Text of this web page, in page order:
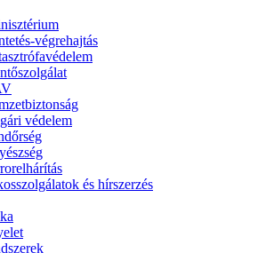
végrehajtás
védelem
és hírszerzés